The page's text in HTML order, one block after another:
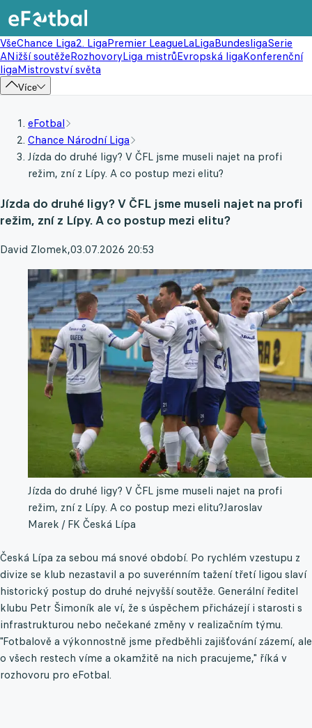
VšeChance Liga2. LigaPremier LeagueLaLigaBundesligaSerie
ANižší soutěžeRozhovoryLiga mistrůEvropská ligaKonferenční
ligaMistrovství světa
Více
eFotbal
Chance Národní Liga
Jízda do druhé ligy? V ČFL jsme museli najet na profi
režim, zní z Lípy. A co postup mezi elitu?
Jízda do druhé ligy? V ČFL jsme museli najet na profi
režim, zní z Lípy. A co postup mezi elitu?
David Zlomek,03.07.2026 20:53
Jízda do druhé ligy? V ČFL jsme museli najet na profi
režim, zní z Lípy. A co postup mezi elitu?Jaroslav
Marek / FK Česká Lípa
Česká Lípa za sebou má snové období. Po rychlém vzestupu z
divize se klub nezastavil a po suverénním tažení třetí ligou slaví
historický postup do druhé nejvyšší soutěže. Generální ředitel
klubu Petr Šimoník ale ví, že s úspěchem přicházejí i starosti s
infrastrukturou nebo nečekané změny v realizačním týmu.
"Fotbalově a výkonnostně jsme předběhli zajišťování zázemí, ale
o všech restech víme a okamžitě na nich pracujeme," říká v
rozhovoru pro eFotbal.